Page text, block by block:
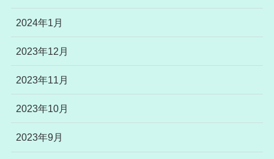
2024年1月
2023年12月
2023年11月
2023年10月
2023年9月